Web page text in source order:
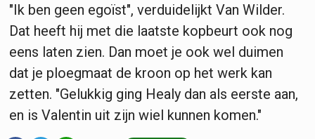
"Ik ben geen egoïst", verduidelijkt Van Wilder.
Dat heeft hij met die laatste kopbeurt ook nog
eens laten zien. Dan moet je ook wel duimen
dat je ploegmaat de kroon op het werk kan
zetten. "Gelukkig ging Healy dan als eerste aan,
en is Valentin uit zijn wiel kunnen komen."